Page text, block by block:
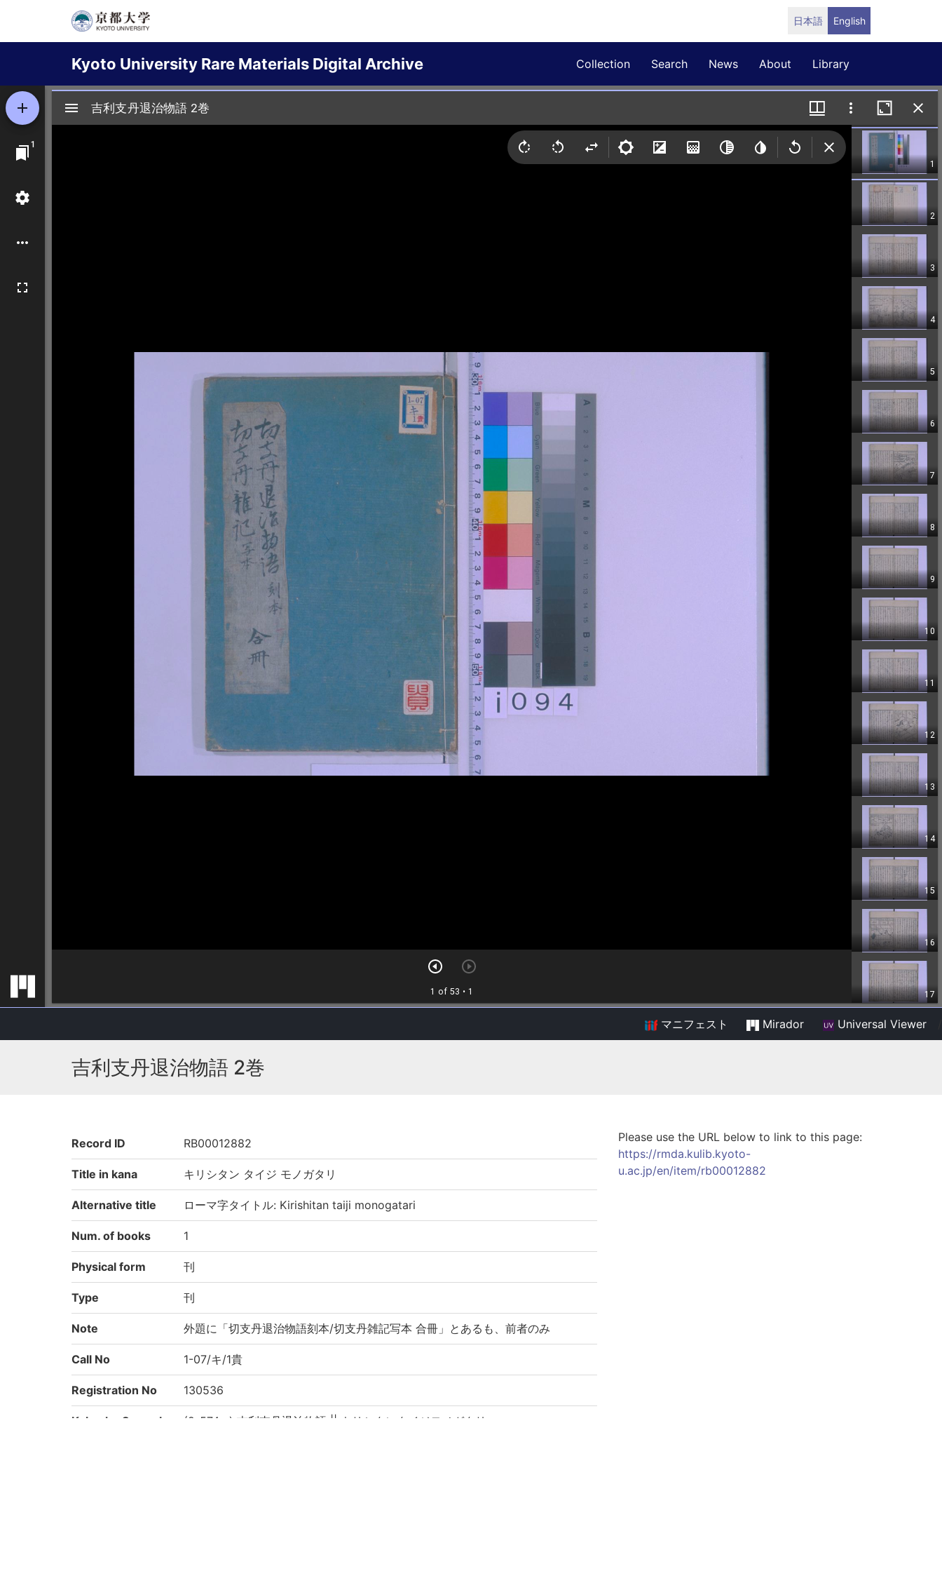
日本語 English
Kyoto University Rare Materials Digital Archive
navigation
Collection Search News About Library
マニフェスト Mirador Universal Viewer
吉利支丹退治物語 2巻
Record ID RB00012882
Title in kana キリシタン タイジ モノガタリ
Alternative title ローマ字タイトル: Kirishitan taiji monogatari
Num. of books 1
Physical form 刊
Type 刊
Note 外題に「切支丹退治物語刻本/切支丹雑記写本 合冊」とあるも、前者のみ
Call No 1-07/キ/1貴
Registration No 130536
Kokusho So-mok
(2-574p.) 吉利支丹退治物語 || キリシタンタイジモノガタリ
Please use the URL below to link to this page:
https://rmda.kulib.kyoto-
u.ac.jp/en/item/rb00012882